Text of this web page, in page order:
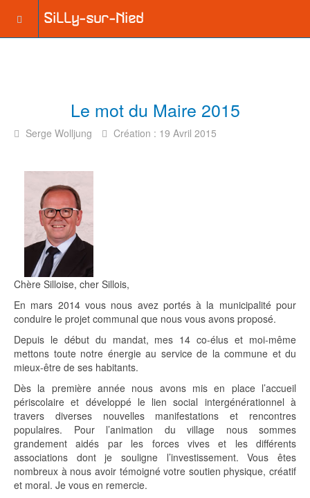
Le mot du Maire 2015
Serge Wolljung Création : 19 Avril 2015
Chère Silloise, cher Sillois,
En mars 2014 vous nous avez portés à la municipalité pour
conduire le projet communal que nous vous avons proposé.
Depuis le début du mandat, mes 14 co-élus et moi-même
mettons toute notre énergie au service de la commune et du
mieux-être de ses habitants.
Dès la première année nous avons mis en place l’accueil
périscolaire et développé le lien social intergénérationnel à
travers diverses nouvelles manifestations et rencontres
populaires. Pour l’animation du village nous sommes
grandement aidés par les forces vives et les différents
associations dont je souligne l’investissement. Vous êtes
nombreux à nous avoir témoigné votre soutien physique, créatif
et moral. Je vous en remercie.